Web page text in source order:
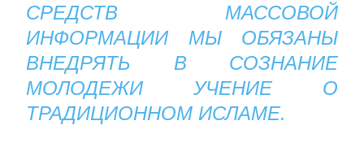
СРЕДСТВ МАССОВОЙ
ИНФОРМАЦИИ МЫ ОБЯЗАНЫ
ВНЕДРЯТЬ В СОЗНАНИЕ
МОЛОДЕЖИ УЧЕНИЕ О
ТРАДИЦИОННОМ ИСЛАМЕ.